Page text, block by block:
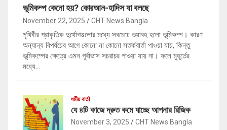
ভূমিকম্প কেনো হয়? কোরআন-হাদিস যা বলছে
November 22, 2025 CHT News Bangla
পৃথিবীর প্রাকৃতিক দুর্যোগগুলোর মধ্যে সবচেয়ে ভয়াবহ হলো ভূমিকম্প। কারণ
অন্যান্য বিপর্যয়ের আগে কোনো না কোনো সতর্কবার্তা পাওয়া যায়, কিন্তু
ভূমিকম্পের ক্ষেত্রে এমন পূর্বাভাস সচরাচর পাওয়া যায় না। ফলে মুহূর্তের
মধ্যে…
ধর্মীয় বার্তা
যে ৪টি কাজে দ্রুত কমে যাচ্ছে আপনার রিজিক
November 3, 2025 CHT News Bangla